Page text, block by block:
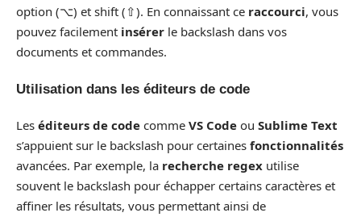
option (⌥) et shift (⇧). En connaissant ce raccourci, vous
pouvez facilement insérer le backslash dans vos
documents et commandes.
Utilisation dans les éditeurs de code
Les éditeurs de code comme VS Code ou Sublime Text
s’appuient sur le backslash pour certaines fonctionnalités
avancées. Par exemple, la recherche regex utilise
souvent le backslash pour échapper certains caractères et
affiner les résultats, vous permettant ainsi de